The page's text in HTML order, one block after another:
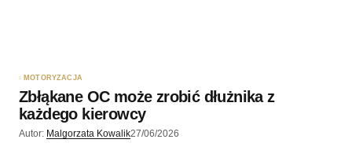
MOTORYZACJA
Zbłąkane OC może zrobić dłużnika z
każdego kierowcy
Autor: Malgorzata Kowalik27/06/2026